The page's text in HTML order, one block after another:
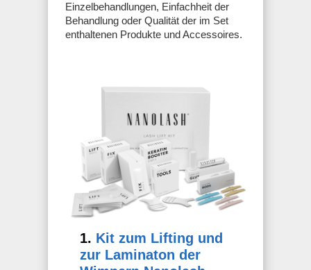
Einzelbehandlungen, Einfachheit der
Behandlung oder Qualität der im Set
enthaltenen Produkte und Accessoires.
1. Kit zum Lifting und
zur Laminaton der